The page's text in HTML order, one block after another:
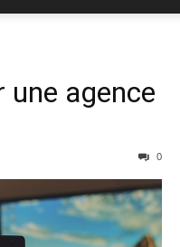
une agence
0